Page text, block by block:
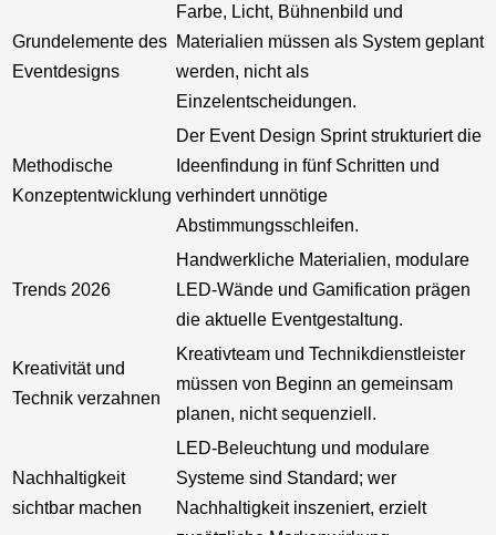
Grundelemente des
Eventdesigns
Farbe, Licht, Bühnenbild und
Materialien müssen als System geplant
werden, nicht als
Einzelentscheidungen.
Methodische
Konzeptentwicklung
Der Event Design Sprint strukturiert die
Ideenfindung in fünf Schritten und
verhindert unnötige
Abstimmungsschleifen.
Trends 2026
Handwerkliche Materialien, modulare
LED-Wände und Gamification prägen
die aktuelle Eventgestaltung.
Kreativität und
Technik verzahnen
Kreativteam und Technikdienstleister
müssen von Beginn an gemeinsam
planen, nicht sequenziell.
Nachhaltigkeit
sichtbar machen
LED-Beleuchtung und modulare
Systeme sind Standard; wer
Nachhaltigkeit inszeniert, erzielt